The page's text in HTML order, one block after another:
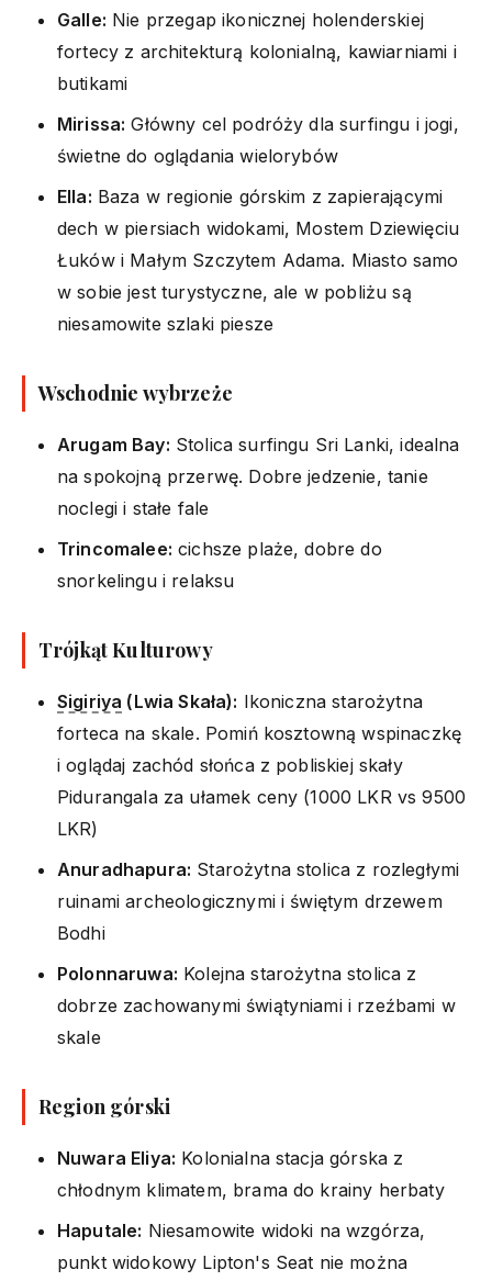
Galle: Nie przegap ikonicznej holenderskiej
fortecy z architekturą kolonialną, kawiarniami i
butikami
Mirissa: Główny cel podróży dla surfingu i jogi,
świetne do oglądania wielorybów
Ella: Baza w regionie górskim z zapierającymi
dech w piersiach widokami, Mostem Dziewięciu
Łuków i Małym Szczytem Adama. Miasto samo
w sobie jest turystyczne, ale w pobliżu są
niesamowite szlaki piesze
Wschodnie wybrzeże
Arugam Bay: Stolica surfingu Sri Lanki, idealna
na spokojną przerwę. Dobre jedzenie, tanie
noclegi i stałe fale
Trincomalee: cichsze plaże, dobre do
snorkelingu i relaksu
Trójkąt Kulturowy
Sigiriya (Lwia Skała): Ikoniczna starożytna
forteca na skale. Pomiń kosztowną wspinaczkę
i oglądaj zachód słońca z pobliskiej skały
Pidurangala za ułamek ceny (1000 LKR vs 9500
LKR)
Anuradhapura: Starożytna stolica z rozległymi
ruinami archeologicznymi i świętym drzewem
Bodhi
Polonnaruwa: Kolejna starożytna stolica z
dobrze zachowanymi świątyniami i rzeźbami w
skale
Region górski
Nuwara Eliya: Kolonialna stacja górska z
chłodnym klimatem, brama do krainy herbaty
Haputale: Niesamowite widoki na wzgórza,
punkt widokowy Lipton's Seat nie można